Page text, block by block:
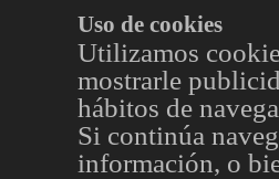
Uso de cookies
Utilizamos
mostrarle
hábitos de
Si continúa
información, o